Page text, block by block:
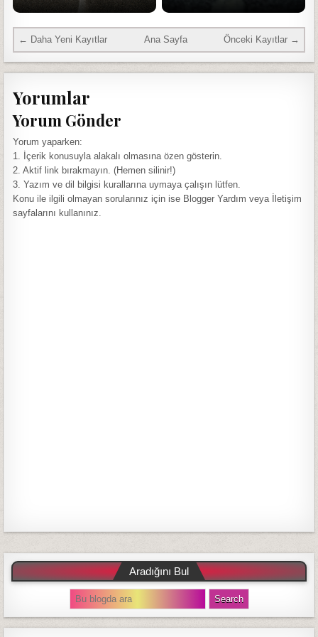
← Daha Yeni Kayıtlar Önceki Kayıtlar →
Ana Sayfa
Yorumlar
Yorum Gönder
Yorum yaparken:
1. İçerik konusuyla alakalı olmasına özen gösterin.
2. Aktif link bırakmayın. (Hemen silinir!)
3. Yazım ve dil bilgisi kurallarına uymaya çalışın lütfen.
Konu ile ilgili olmayan sorularınız için ise Blogger Yardım veya İletişim
sayfalarını kullanınız.
Aradığını Bul
e